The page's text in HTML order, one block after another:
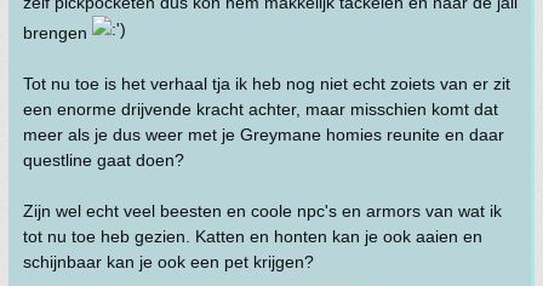
brengen
Tot nu toe is het verhaal tja ik heb nog niet echt zoiets van er zit
een enorme drijvende kracht achter, maar misschien komt dat
meer als je dus weer met je Greymane homies reunite en daar
questline gaat doen?
Zijn wel echt veel beesten en coole npc's en armors van wat ik
tot nu toe heb gezien. Katten en honten kan je ook aaien en
schijnbaar kan je ook een pet krijgen?